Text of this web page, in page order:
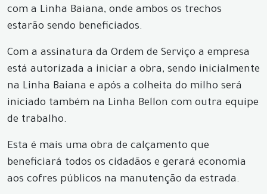
com a Linha Baiana, onde ambos os trechos
estarão sendo beneficiados.
Com a assinatura da Ordem de Serviço a empresa
está autorizada a iniciar a obra, sendo inicialmente
na Linha Baiana e após a colheita do milho será
iniciado também na Linha Bellon com outra equipe
de trabalho.
Esta é mais uma obra de calçamento que
beneficiará todos os cidadãos e gerará economia
aos cofres públicos na manutenção da estrada.